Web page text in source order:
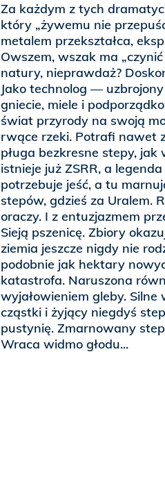
Za każdym z tych
który „żywemu nie
metalem przekształca,
Owszem, wszak ma
natury, nieprawdaż?
Jako technolog —
gniecie, miele i
świat przyrody na swoją
rwące rzeki. Potrafi nawet
pługa bezkresne stepy, jak
istnieje już ZSRR, a
potrzebuje jeść, a tu
stepów, gdzieś za Uralem.
oraczy. I z entuzjazmem
Sieją pszenicę. Zbiory
ziemia jeszcze nigdy nie
podobnie jak hektary
katastrofa. Naruszona
wyjałowieniem gleby.
cząstki i żyjący niegdyś
pustynię. Zmarnowany
Wraca widmo głodu...